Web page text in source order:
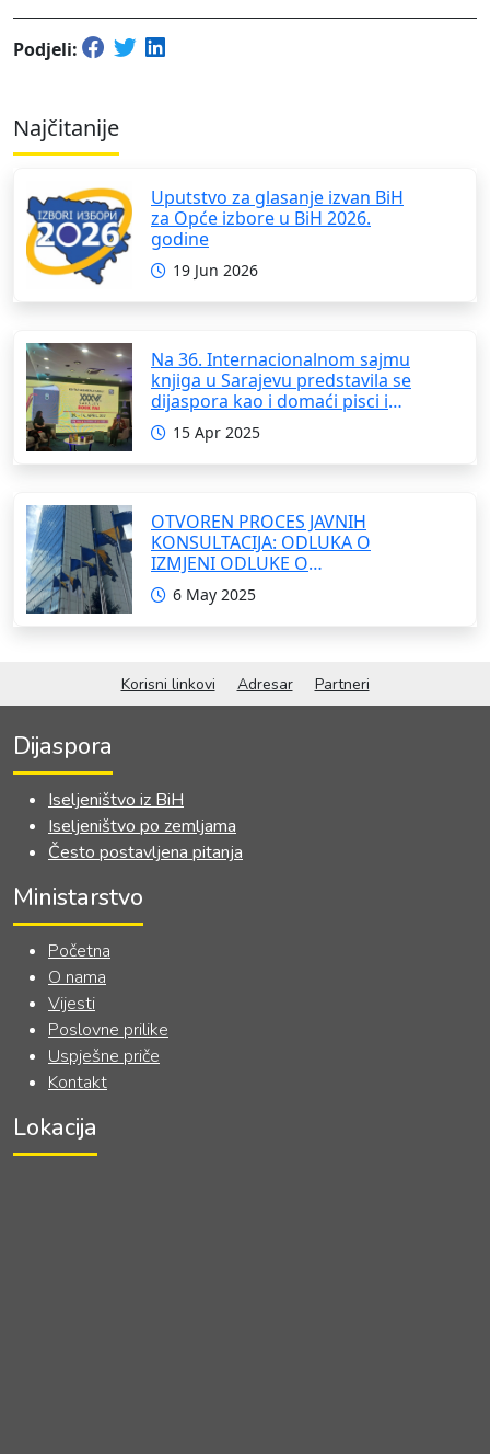
Podjeli:
Najčitanije
Uputstvo za glasanje izvan BiH
za Opće izbore u BiH 2026.
godine
19 Jun 2026
Na 36. Internacionalnom sajmu
knjiga u Sarajevu predstavila se
dijaspora kao i domaći pisci i
umjetnici
15 Apr 2025
OTVOREN PROCES JAVNIH
KONSULTACIJA: ODLUKA O
IZMJENI ODLUKE O
FORMIRANJU INTERRESORNE
RADNE GRUPE ZA IZRADU
OKVIRNOG ZAKONA O
HERCEGOVINE
6 May 2025
Korisni linkovi Adresar Partneri
Dijaspora
Iseljeništvo iz BiH
Iseljeništvo po zemljama
Često postavljena pitanja
Ministarstvo
Početna
O nama
Vijesti
Poslovne prilike
Uspješne priče
Kontakt
Lokacija